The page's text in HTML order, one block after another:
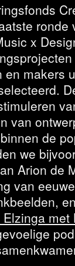
ronde
x
en makers
van
de
we
Arion de
van
met